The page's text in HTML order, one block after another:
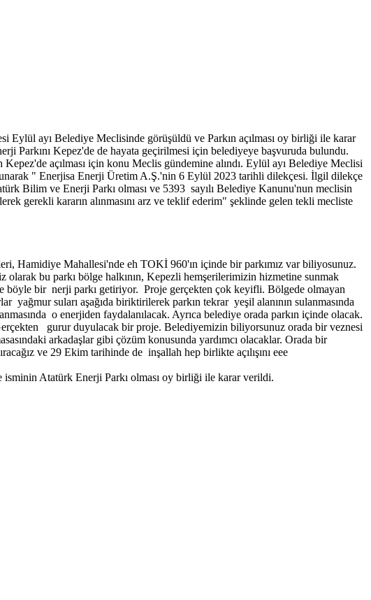
ayı Belediye Meclisinde görüşüldü ve Parkın açılması oy birliği ile karar
Parkını Kepez'de de hayata geçirilmesi için belediyeye başvuruda bulundu.
açılması için konu Meclis gündemine alındı. Eylül ayı Belediye Meclisi
" Enerjisa Enerji Üretim A.Ş.'nin 6 Eylül 2023 tarihli dilekçesi. İlgil dilekçe
Bilim ve Enerji Parkı olması ve 5393 sayılı Belediye Kanunu'nun meclisin
gerekli kararın alınmasını arz ve teklif ederim" şeklinde gelen tekli mecliste
Hamidiye Mahallesi'nde eh TOKİ 960'ın içinde bir parkımız var biliyosunuz.
bu parkı bölge halkının, Kepezli hemşerilerimizin hizmetine sunmak
böyle bir nerji parkı getiriyor. Proje gerçekten çok keyifli. Bölgede olmayan
yağmur suları aşağıda biriktirilerek parkın tekrar yeşil alanının sulanmasında
o enerjiden faydalanılacak. Ayrıca belediye orada parkın içinde olacak.
gurur duyulacak bir proje. Belediyemizin biliyorsunuz orada bir veznesi
arkadaşlar gibi çözüm konusunda yardımcı olacaklar. Orada bir
ve 29 Ekim tarihinde de inşallah hep birlikte açılışını eee
isminin Atatürk Enerji Parkı olması oy birliği ile karar verildi.